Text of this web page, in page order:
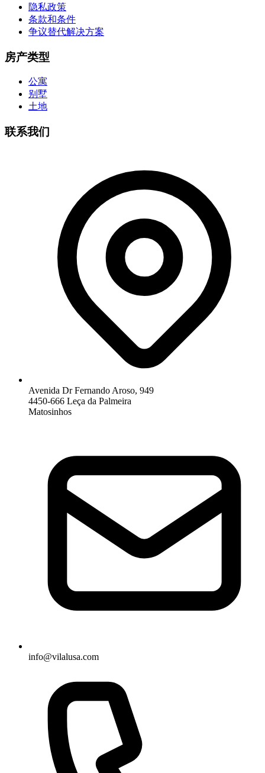
隐私政策
条款和条件
争议替代解决方案
房产类型
公寓
别墅
土地
联系我们
Avenida Dr Fernando Aroso, 949
4450-666 Leça da Palmeira
Matosinhos
info@vilalusa.com